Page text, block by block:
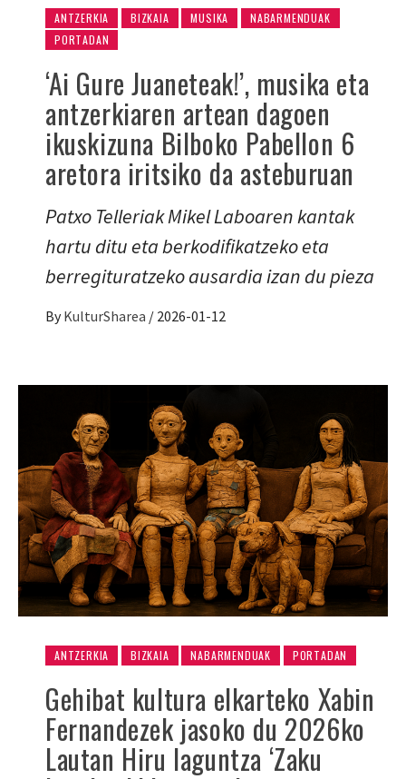
ANTZERKIA BIZKAIA MUSIKA
NABARMENDUAK
PORTADAN
‘Ai Gure Juaneteak!’, musika eta
antzerkiaren artean dagoen
ikuskizuna Bilboko Pabellon 6
aretora iritsiko da asteburuan
Patxo Telleriak Mikel Laboaren kantak
hartu ditu eta berkodifikatzeko eta
berregituratzeko ausardia izan du pieza
By KulturSharea / 2026-01-12
ANTZERKIA BIZKAIA NABARMENDUAK PORTADAN
Gehibat kultura elkarteko Xabin
Fernandezek jasoko du 2026ko
Lautan Hiru laguntza ‘Zaku